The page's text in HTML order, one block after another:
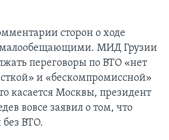
сторон о ходе
малообещающими. МИД Грузии
переговоры по ВТО «нет
и «бескомпромиссной»
касается Москвы, президент
вовсе заявил о том, что
без ВТО.